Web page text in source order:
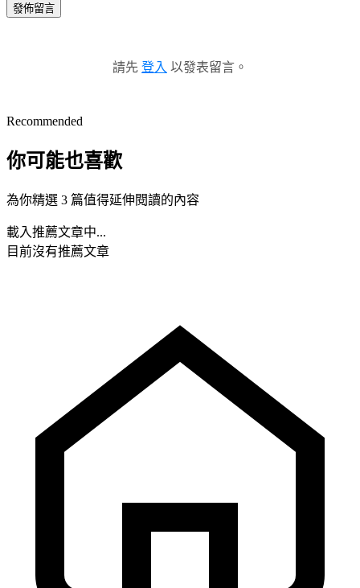
發佈留言
請先 登入 以發表留言。
Recommended
你可能也喜歡
為你精選 3 篇值得延伸閱讀的內容
載入推薦文章中...
目前沒有推薦文章